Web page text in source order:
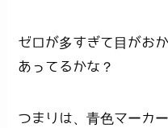
ゼロが多すぎて目がお
あってるかな？
つまりは、青色マーカ